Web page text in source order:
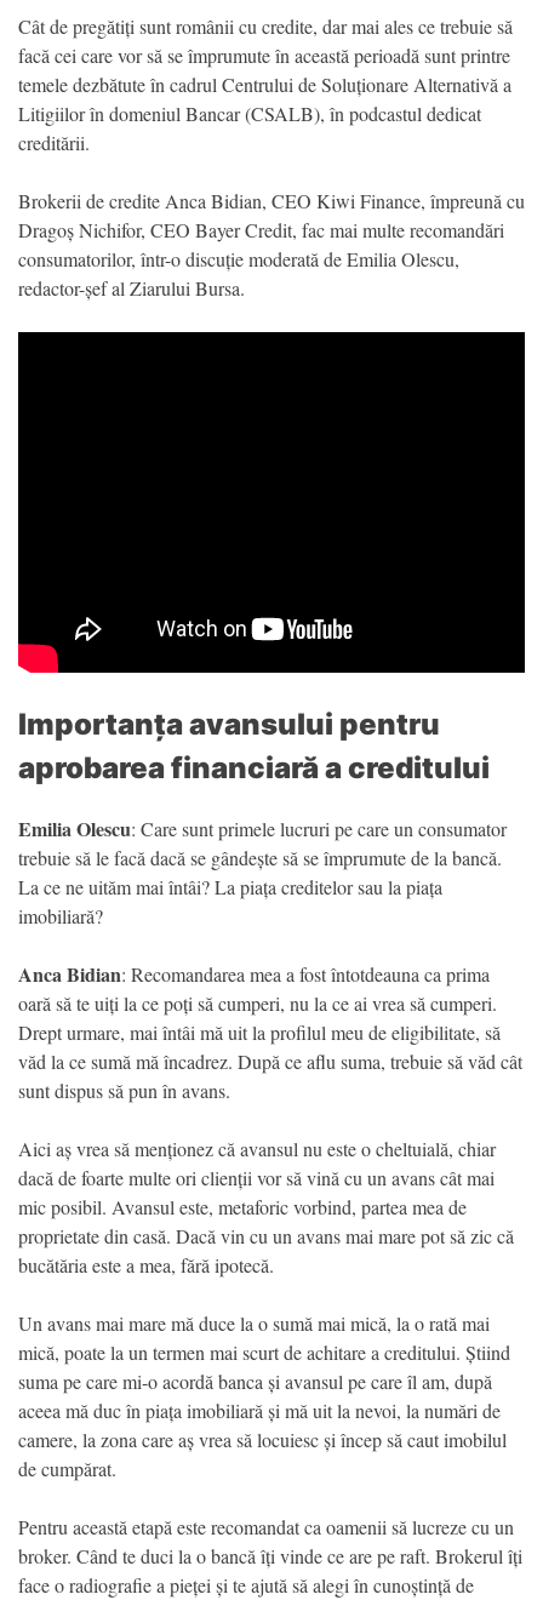
Cât de pregătiți sunt românii cu credite, dar mai ales ce trebuie să
facă cei care vor să se împrumute în această perioadă sunt printre
temele dezbătute în cadrul Centrului de Soluționare Alternativă a
Litigiilor în domeniul Bancar (CSALB), în podcastul dedicat
creditării.
Brokerii de credite Anca Bidian, CEO Kiwi Finance, împreună cu
Dragoș Nichifor, CEO Bayer Credit, fac mai multe recomandări
consumatorilor, într-o discuție moderată de Emilia Olescu,
redactor-șef al Ziarului Bursa.
Importanța avansului pentru
aprobarea financiară a creditului
Emilia Olescu: Care sunt primele lucruri pe care un consumator
trebuie să le facă dacă se gândește să se împrumute de la bancă.
La ce ne uităm mai întâi? La piața creditelor sau la piața
imobiliară?
Anca Bidian: Recomandarea mea a fost întotdeauna ca prima
oară să te uiți la ce poți să cumperi, nu la ce ai vrea să cumperi.
Drept urmare, mai întâi mă uit la profilul meu de eligibilitate, să
văd la ce sumă mă încadrez. După ce aflu suma, trebuie să văd cât
sunt dispus să pun în avans.
Aici aș vrea să menționez că avansul nu este o cheltuială, chiar
dacă de foarte multe ori clienții vor să vină cu un avans cât mai
mic posibil. Avansul este, metaforic vorbind, partea mea de
proprietate din casă. Dacă vin cu un avans mai mare pot să zic că
bucătăria este a mea, fără ipotecă.
Un avans mai mare mă duce la o sumă mai mică, la o rată mai
mică, poate la un termen mai scurt de achitare a creditului. Știind
suma pe care mi-o acordă banca și avansul pe care îl am, după
aceea mă duc în piața imobiliară și mă uit la nevoi, la numări de
camere, la zona care aș vrea să locuiesc și încep să caut imobilul
de cumpărat.
Pentru această etapă este recomandat ca oamenii să lucreze cu un
broker. Când te duci la o bancă îți vinde ce are pe raft. Brokerul îți
face o radiografie a pieței și te ajută să alegi în cunoștință de